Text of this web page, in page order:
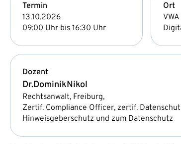
Termin
13.10.2026
09:00 Uhr bis 16:30 Uhr
Ort
Dozent
Dr.DominikNikol
Rechtsanwalt, Freiburg,
Zertif. Compliance Officer, zertif.
Hinweisgeberschutz und zum Datenschutz